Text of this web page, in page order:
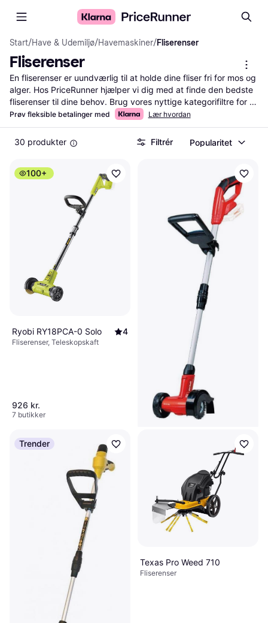
Start/Have & Udemiljø/Havemaskiner/Fliserenser
Fliserenser
En fliserenser er uundværlig til at holde dine fliser fri for mos og
alger. Hos PriceRunner hjælper vi dig med at finde den bedste
fliserenser til dine behov. Brug vores nyttige kategorifiltre for
hurtigt at sortere efter mærke, pris og funktioner. Læs
brugeranmeldelser for at få indsigt i andre kunders erfaringer.
Sammenlign priser på tværs af butikker og find det bedste
tilbud. Vores overskuelige sammenligning gør det nemt for dig
dag! Mere om fliserenser »
Prøv fleksible betalinger med Lær hvordan
30 produkter Filtrér Popularitet
100+
Ryobi RY18PCA-0 Solo 4
Fliserenser, Teleskopskaft
926 kr.
7 butikker
Einhell GE-CC 18 Li Solo
Fliserenser, Teleskopskaft
Trender
Texas Pro Weed 710
Fliserenser